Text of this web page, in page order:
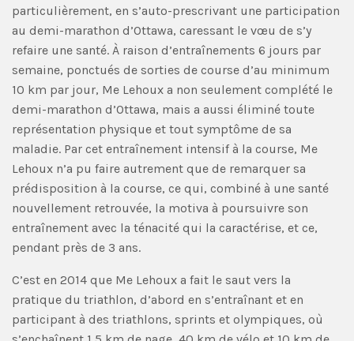
particulièrement, en s’auto-prescrivant une participation
au demi-marathon d’Ottawa, caressant le vœu de s’y
refaire une santé. À raison d’entraînements 6 jours par
semaine, ponctués de sorties de course d’au minimum
10 km par jour, Me Lehoux a non seulement complété le
demi-marathon d’Ottawa, mais a aussi éliminé toute
représentation physique et tout symptôme de sa
maladie. Par cet entraînement intensif à la course, Me
Lehoux n’a pu faire autrement que de remarquer sa
prédisposition à la course, ce qui, combiné à une santé
nouvellement retrouvée, la motiva à poursuivre son
entraînement avec la ténacité qui la caractérise, et ce,
pendant près de 3 ans.
C’est en 2014 que Me Lehoux a fait le saut vers la
pratique du triathlon, d’abord en s’entraînant et en
participant à des triathlons, sprints et olympiques, où